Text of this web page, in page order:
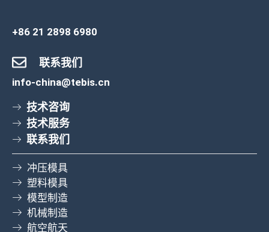
+86 21 2898 6980
联系我们
info-china@tebis.cn
技术咨询
技术服务
联系我们
冲压模具
塑料模具
模型制造
机械制造
航空航天